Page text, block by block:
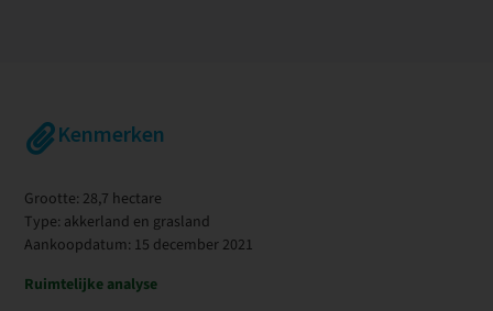
Kenmerken
Grootte: 28,7 hectare
Type: akkerland en grasland
Aankoopdatum: 15 december 2021
Ruimtelijke analyse